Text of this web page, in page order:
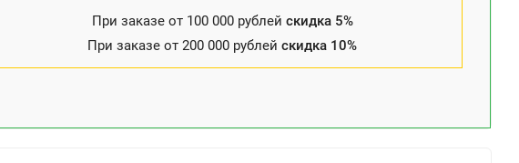
При заказе от 100 000 рублей скидка 5%
При заказе от 200 000 рублейскидка 10%